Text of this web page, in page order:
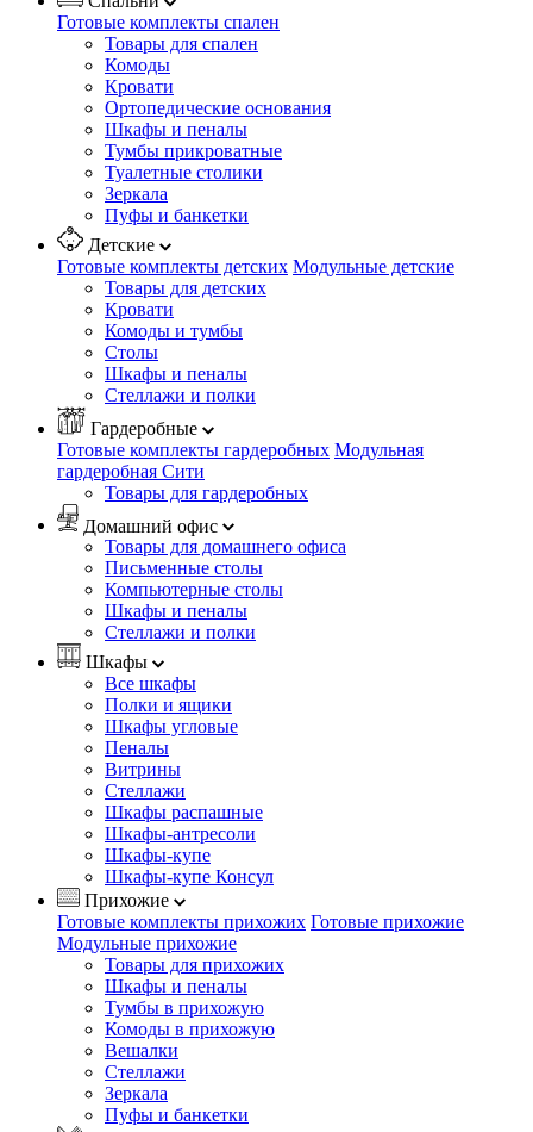
Готовые комплекты спален
Товары для спален
Комоды
Кровати
Ортопедические основания
Шкафы и пеналы
Тумбы прикроватные
Туалетные столики
Зеркала
Пуфы и банкетки
Детские
Готовые комплекты детских Модульные детские
Товары для детских
Кровати
Комоды и тумбы
Столы
Шкафы и пеналы
Стеллажи и полки
Гардеробные
Готовые комплекты гардеробных Модульная
гардеробная Сити
Товары для гардеробных
Домашний офис
Товары для домашнего офиса
Письменные столы
Компьютерные столы
Шкафы и пеналы
Стеллажи и полки
Шкафы
Все шкафы
Полки и ящики
Шкафы угловые
Пеналы
Витрины
Стеллажи
Шкафы распашные
Шкафы-антресоли
Шкафы-купе
Шкафы-купе Консул
Прихожие
Готовые комплекты прихожих Готовые прихожие
Модульные прихожие
Товары для прихожих
Шкафы и пеналы
Тумбы в прихожую
Комоды в прихожую
Вешалки
Стеллажи
Зеркала
Пуфы и банкетки